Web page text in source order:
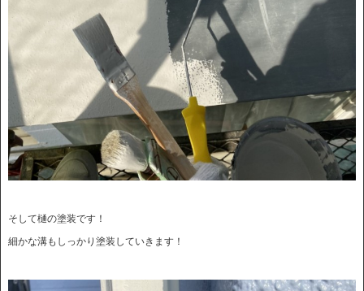
そして樋の塗装です！
細かな溝もしっかり塗装していきます！